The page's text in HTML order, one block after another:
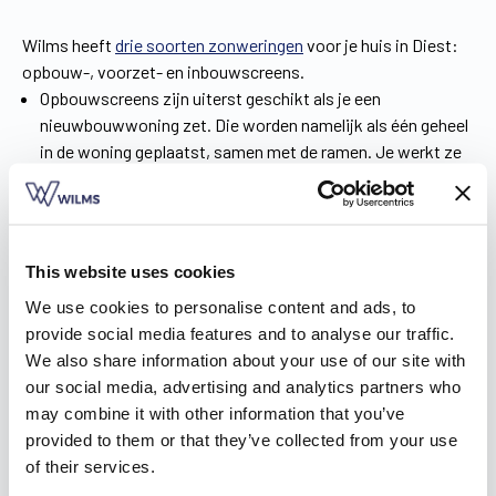
This website uses cookies
We use cookies to personalise content and ads, to
provide social media features and to analyse our traffic.
We also share information about your use of our site with
our social media, advertising and analytics partners who
may combine it with other information that you’ve
provided to them or that they’ve collected from your use
of their services.
Wilms heeft drie soorten zonweringen voor je huis in Diest:
opbouw-, voorzet- en inbouwscreens.
Opbouwscreens zijn uiterst geschikt als je een
nieuwbouwwoning zet. Die worden namelijk als één geheel
in de woning geplaatst, samen met de ramen. Je werkt ze
perfect in je interieur weg én het warmteverlies blijft zo
beperkt.
want de screens worden eenvoudig voor het raam
geplaatst. De kast is bovendien zo klein, dat je je geen
zorgen hoeft ze maken over het uitzicht van je huis.
Inbouwscreens zijn tot slot een geval apart, want die kun je
– net zoals inbouwrolluiken – niet luchtdicht maken.
Hiervoor bedacht Wilms een innovatief systeem: de
ShutterX® voor inbouwrolluiken en de ZipX®Zero voor
inbouwscreens van passief- en lage-energiewoningen. Het